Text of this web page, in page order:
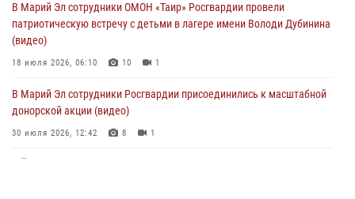
Российской Федерации
01 августа 2026, 06:40
В Марий Эл сотрудники ОМОН «Таир» Росгвардии провели
патриотическую встречу с детьми в лагере имени Володи Дубинина
(видео)
18 июля 2026, 06:10 10 1
В Марий Эл сотрудники Росгвардии присоединились к масштабной
донорской акции (видео)
30 июля 2026, 12:42 8 1